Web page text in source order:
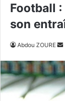
Football
son
Abdou ZOURE